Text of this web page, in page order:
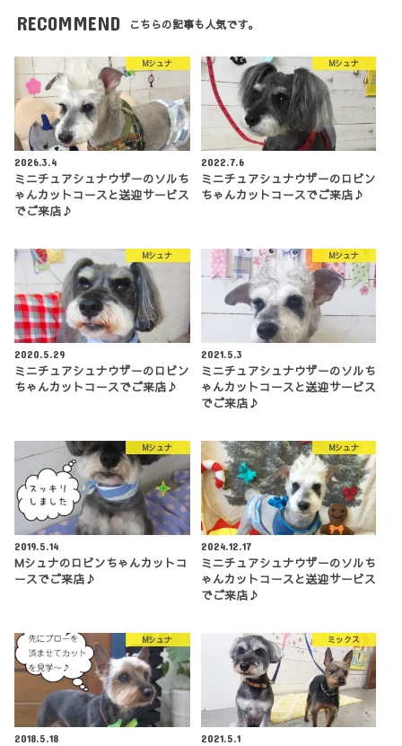
RECOMMEND こちらの記事も人気です。
Mシュナ
2026.3.4
ミニチュアシュナウザーのソルち
ゃんカットコースと送迎サービス
でご来店♪
Mシュナ
2022.7.6
ミニチュアシュナウザーのロビン
ちゃんカットコースでご来店♪
Mシュナ
2020.5.29
ミニチュアシュナウザーのロビン
ちゃんカットコースでご来店♪
Mシュナ
2021.5.3
ミニチュアシュナウザーのソルち
ゃんカットコースと送迎サービス
でご来店♪
Mシュナ
2019.5.14
Mシュナのロビンちゃんカットコ
ースでご来店♪
Mシュナ
2024.12.17
ミニチュアシュナウザーのソルち
ゃんカットコースと送迎サービス
でご来店♪
Mシュナ
2018.5.18
ミックス
2021.5.1